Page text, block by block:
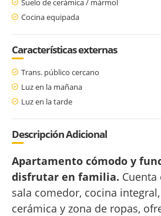
Suelo de cerámica / mármol
Cocina equipada
Características externas
Trans. público cercano
Luz en la mañana
Luz en la tarde
Descripción Adicional
Apartamento cómodo y
disfrutar en familia. Cuenta
sala comedor, cocina
cerámica y zona de ropas,